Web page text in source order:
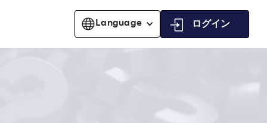
Language ログイン